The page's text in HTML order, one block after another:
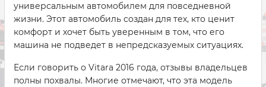
универсальным автомобилем для повседневной
жизни. Этот автомобиль создан для тех, кто ценит
комфорт и хочет быть уверенным в том, что его
машина не подведет в непредсказуемых ситуациях.
Если говорить о Vitara 2016 года, отзывы владельцев
полны похвалы. Многие отмечают, что эта модель